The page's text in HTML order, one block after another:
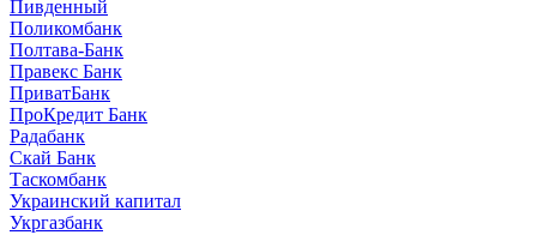
Пивденный
Поликомбанк
Полтава-Банк
Правекс Банк
ПриватБанк
ПроКредит Банк
Радабанк
Скай Банк
Таскомбанк
Украинский капитал
Укргазбанк